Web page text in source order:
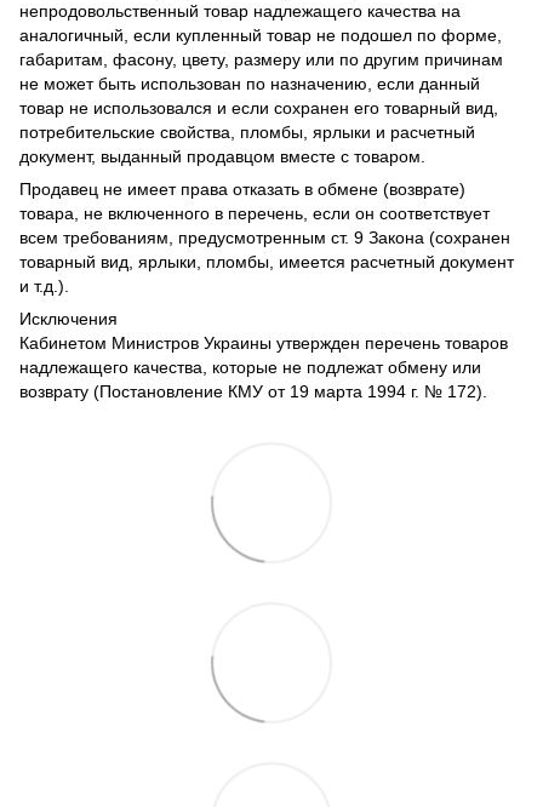
непродовольственный товар надлежащего качества на
аналогичный, если купленный товар не подошел по форме,
габаритам, фасону, цвету, размеру или по другим причинам
не может быть использован по назначению, если данный
товар не использовался и если сохранен его товарный вид,
потребительские свойства, пломбы, ярлыки и расчетный
документ, выданный продавцом вместе с товаром.
Продавец не имеет права отказать в обмене (возврате)
товара, не включенного в перечень, если он соответствует
всем требованиям, предусмотренным ст. 9 Закона (сохранен
товарный вид, ярлыки, пломбы, имеется расчетный документ
и т.д.).
Исключения
Кабинетом Министров Украины утвержден перечень товаров
надлежащего качества, которые не подлежат обмену или
возврату (Постановление КМУ от 19 марта 1994 г. № 172).